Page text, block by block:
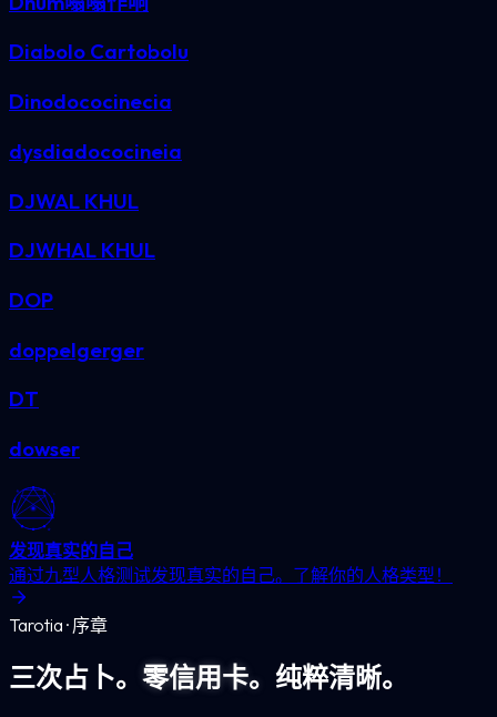
Diabolo Cartobolu
Dinodococinecia
dysdiadococineia
DJWAL KHUL
DJWHAL KHUL
DOP
doppelgerger
DT
dowser
发现真实的自己
通过九型人格测试发现真实的自己。了解你的人格类型！
Tarotia · 序章
三次占卜。 零信用卡。 纯粹清晰。